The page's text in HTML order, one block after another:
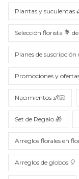
Plantas y suculentas
Selección florista 💐
Planes de suscripción
Promociones y
Nacimientos 👶🏻
Set de Regalo 🎁
Arreglos florales en
Arreglos de globos 🎈